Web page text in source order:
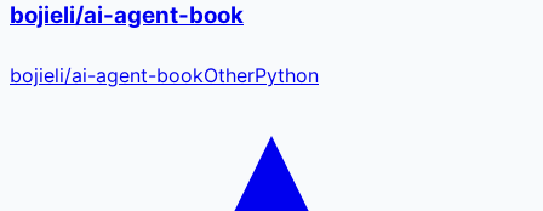
bojieli/ai-agent-book
bojieli/ai-agent-bookOtherPython